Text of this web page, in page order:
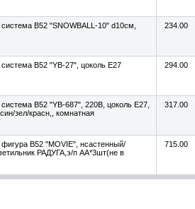
B52 "SNOWBALL-10" d10см,
234.00
B52 "YB-27", цоколь Е27 294.00
B52 "YB-687", 220В, цоколь Е27,
зел/красн,, комнатная
317.00
B52 "MOVIE", нсастенный/
РАДУГА,э/п АА*3шт(не в
715.00